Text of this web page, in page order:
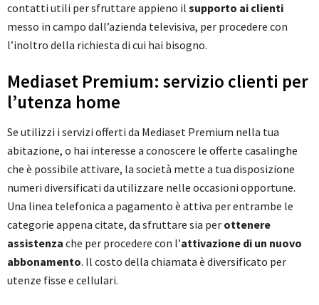
contatti utili per sfruttare appieno il supporto ai clienti
messo in campo dall’azienda televisiva, per procedere con
l’inoltro della richiesta di cui hai bisogno.
Mediaset Premium: servizio clienti per
l’utenza home
Se utilizzi i servizi offerti da Mediaset Premium nella tua
abitazione, o hai interesse a conoscere le offerte casalinghe
che è possibile attivare, la società mette a tua disposizione
numeri diversificati da utilizzare nelle occasioni opportune.
Una linea telefonica a pagamento è attiva per entrambe le
categorie appena citate, da sfruttare sia per ottenere
assistenza che per procedere con l’attivazione di un nuovo
abbonamento. Il costo della chiamata è diversificato per
utenze fisse e cellulari.